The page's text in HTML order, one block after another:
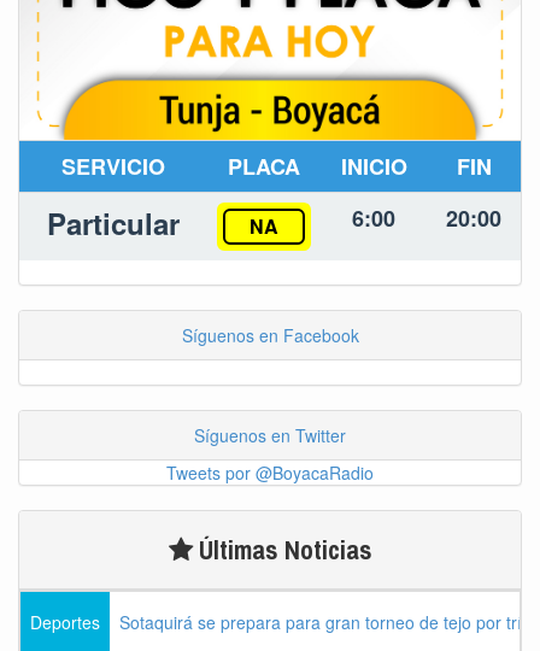
SERVICIO PLACA INICIO FIN
Particular NA 6:00 20:00
Síguenos en Facebook
Síguenos en Twitter
Tweets por @BoyacaRadio
Últimas Noticias
Deportes Sotaquirá se prepara para gran torneo de tejo por tríos